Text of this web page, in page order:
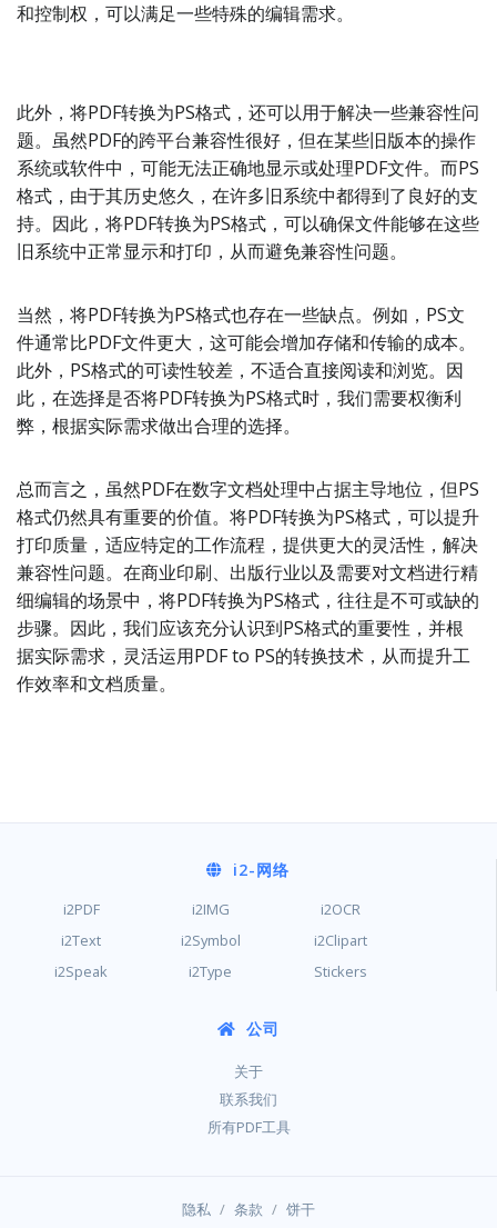
和控制权，可以满足一些特殊的编辑需求。
此外，将PDF转换为PS格式，还可以用于解决一些兼容性问
题。虽然PDF的跨平台兼容性很好，但在某些旧版本的操作
系统或软件中，可能无法正确地显示或处理PDF文件。而PS
格式，由于其历史悠久，在许多旧系统中都得到了良好的支
持。因此，将PDF转换为PS格式，可以确保文件能够在这些
旧系统中正常显示和打印，从而避免兼容性问题。
当然，将PDF转换为PS格式也存在一些缺点。例如，PS文
件通常比PDF文件更大，这可能会增加存储和传输的成本。
此外，PS格式的可读性较差，不适合直接阅读和浏览。因
此，在选择是否将PDF转换为PS格式时，我们需要权衡利
弊，根据实际需求做出合理的选择。
总而言之，虽然PDF在数字文档处理中占据主导地位，但PS
格式仍然具有重要的价值。将PDF转换为PS格式，可以提升
打印质量，适应特定的工作流程，提供更大的灵活性，解决
兼容性问题。在商业印刷、出版行业以及需要对文档进行精
细编辑的场景中，将PDF转换为PS格式，往往是不可或缺的
步骤。因此，我们应该充分认识到PS格式的重要性，并根
据实际需求，灵活运用PDF to PS的转换技术，从而提升工
作效率和文档质量。
i2-网络
i2PDF i2IMG
i2OCR
i2Text
i2Symbol
i2Clipart
i2Speak
i2Type Stickers
公司
关于
联系我们
所有PDF工具
隐私 / 条款 / 饼干